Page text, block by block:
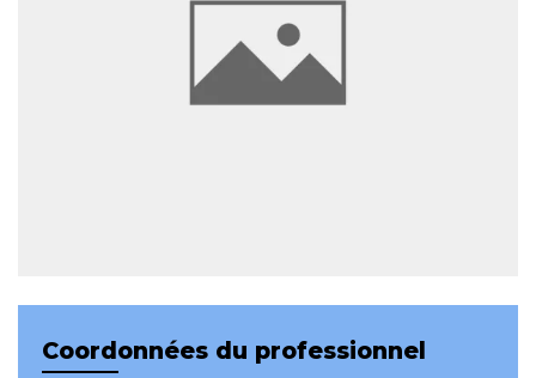
Coordonnées du professionnel